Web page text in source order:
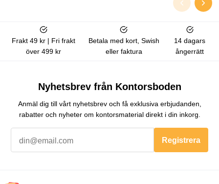
Frakt 49 kr | Fri frakt
över 499 kr
Betala med kort, Swish
eller faktura
14 dagars
ångerrätt
Nyhetsbrev från Kontorsboden
Anmäl dig till vårt nyhetsbrev och få exklusiva erbjudanden,
rabatter och nyheter om kontorsmaterial direkt i din inkorg.
Registrera